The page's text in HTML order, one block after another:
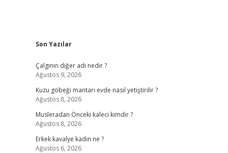
Sidebar
Son Yazılar
Çalgının diğer adı nedir ?
Ağustos 9, 2026
Kuzu göbeği mantarı evde nasıl yetiştirilir ?
Ağustos 8, 2026
Musleradan Önceki kaleci kimdir ?
Ağustos 8, 2026
Erkek kavalye kadın ne ?
Ağustos 6, 2026
piabellacasinohiltonbet giriş